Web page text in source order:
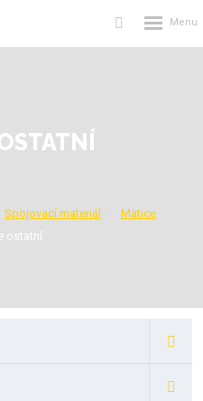
Vyhledávání
Rozbalení
Spojovací materiál
Matice
ostatní